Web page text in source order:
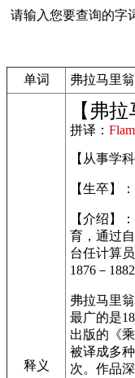
请输入您要查询的字
单词 弗拉马里翁
释义
【弗拉
拼译：
【从事学
【生卒】
【介绍】
育，通过
台任计算
1876－
弗拉马里
最广的是
出版的《
被译成多
次。作品